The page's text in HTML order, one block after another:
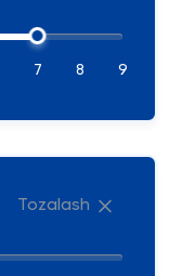
7 8 9
Tozalash